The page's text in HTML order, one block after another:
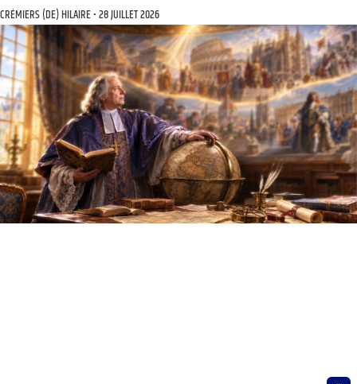
CRÉMIERS (DE) HILAIRE 28 JUILLET 2026